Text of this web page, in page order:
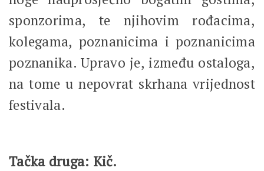
sponzorima, te njihovim rođacima,
kolegama, poznanicima i poznanicima
poznanika. Upravo je, između ostaloga,
na tome u nepovrat skrhana vrijednost
festivala.
Tačka druga: Kič.